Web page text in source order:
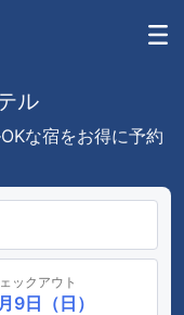
ル
な宿をお得に予約
ックアウト
9日（日）